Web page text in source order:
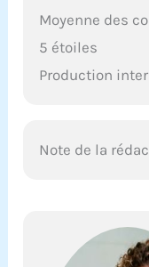
Moyenne des
5 étoiles
Production
Note de la